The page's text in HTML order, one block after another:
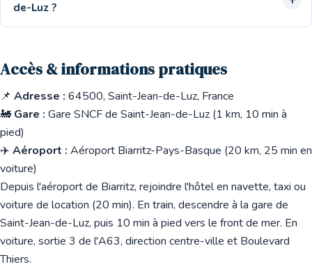
de-Luz ?
Accès & informations pratiques
📌 Adresse : 64500, Saint-Jean-de-Luz, France
🚂 Gare : Gare SNCF de Saint-Jean-de-Luz (1 km, 10 min à
pied)
✈️ Aéroport : Aéroport Biarritz-Pays-Basque (20 km, 25 min en
voiture)
Depuis l'aéroport de Biarritz, rejoindre l'hôtel en navette, taxi ou
voiture de location (20 min). En train, descendre à la gare de
Saint-Jean-de-Luz, puis 10 min à pied vers le front de mer. En
voiture, sortie 3 de l'A63, direction centre-ville et Boulevard
Thiers.